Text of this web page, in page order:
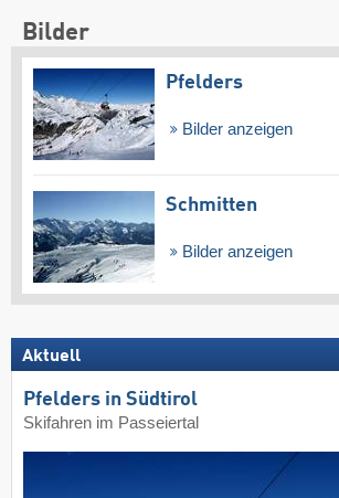
Bilder
Pfelders
Bilder anzeigen
Schmitten
Bilder anzeigen
Aktuell
Pfelders in Südtirol
Skifahren im Passeiertal